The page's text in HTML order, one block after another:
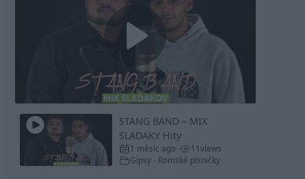
Play
Video
STANG BAND – MIX
SLADAKY Hity
1 měsíc ago 11views
Gipsy - Romské písničky